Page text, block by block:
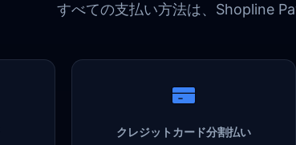
すべての支払い方法は、Shopline
クレジットカード分割払い